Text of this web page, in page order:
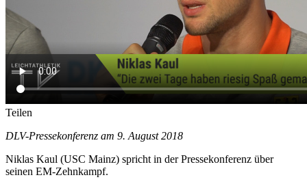
Teilen
DLV-Pressekonferenz am 9. August 2018
Niklas Kaul (USC Mainz) spricht in der Pressekonferenz über
seinen EM-Zehnkampf.